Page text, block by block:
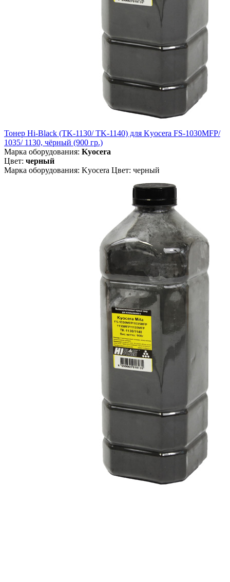
Тонер Hi-Black (TK-1130/ TK-1140) для Kyocera FS-1030MFP/
1035/ 1130, чёрный (900 гр.)
Марка оборудования: Kyocera
Цвет: черный
Марка оборудования: Kyocera Цвет: черный